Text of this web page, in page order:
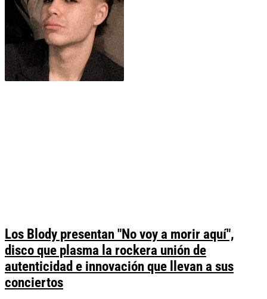
Los Blody presentan "No voy a morir aquí",
disco que plasma la rockera unión de
autenticidad e innovación que llevan a sus
conciertos